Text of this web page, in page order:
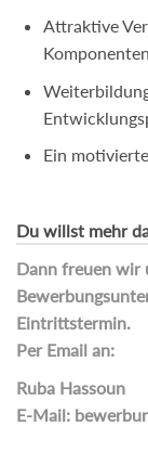
Attraktive
Komponenten
Ein
Du willst mehr
Dann freuen wir
Eintrittstermin.
Per Email an:
Ruba Hassoun
E-Mail: